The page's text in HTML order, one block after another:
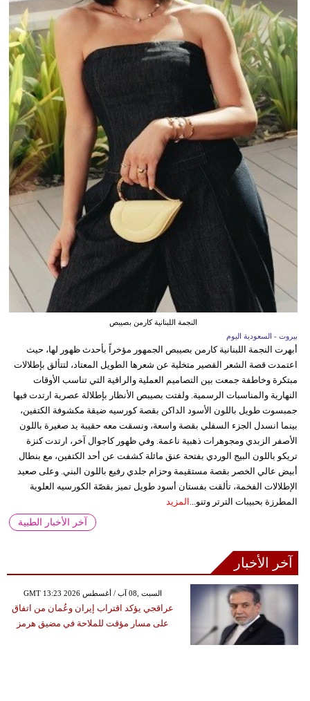
النجمة اللبنانية كارمن بصيبص
بيروت - السعودية اليوم
أبهرت النجمة اللبنانية كارمن بصيبص الجمهور مؤخراً بأحدث ظهور لها، حيث
اعتمدت قصة الشعر القصير متخلية عن شعرها الطويل المعتاد، لتتألق بإطلالات
مبتكرة وخاطفة جمعت بين التصاميم العملية والراقية التي تناسب الأوقات
النهارية والمناسبات الرسمية. ولفتت بصيبص الأنظار بإطلالة عصرية ارتدت فيها
جمبسوت طويل باللون الأسود الداكن بقصة كورسيه ضيقة مكشوفة الكتفين،
بينما انسدل الجزء السفلي بقصة واسعة، ونسقت معه حقيبة يد صغيرة باللون
الأصفر الزبدي ومجوهرات ذهبية ناعمة. وفي ظهور كاجوال آخر، ارتدت كنزة
تريكو باللون البيج الوردي بفتحة عنق مائلة كشفت عن أحد الكتفين، مع بنطال
أبيض عالي الخصر بقصة مستقيمة وحزام جلدي رفيع باللون البني. وعلى صعيد
الإطلالات الفخمة، تألقت بفستان أسود طويل تميز بقصّة الكورسيه العلوية
المطرزة بحبيبات الترتر وتنو... المزيد
آخر الأخبار الطبية
آخر الأخبار
GMT 13:23 2026 السبت ,08 آب / أغسطس
عراقجي يؤكد اقتراب إيران وعُمان من اتفاق
على مسار مؤقت للملاحة في مضيق هرمز